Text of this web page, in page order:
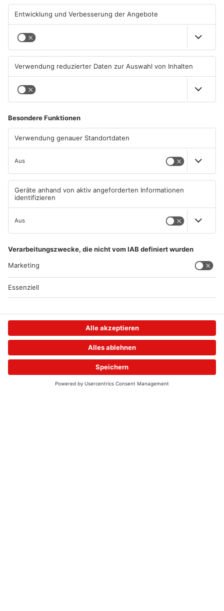
Gewässer im Primaveraland
leiden unter Trockenheit
04.08.2026, 15:07 UHR IN
PRIMAVERALAND
Kliniken im Primaveraland
melden mehr Patienten
durch Hitze